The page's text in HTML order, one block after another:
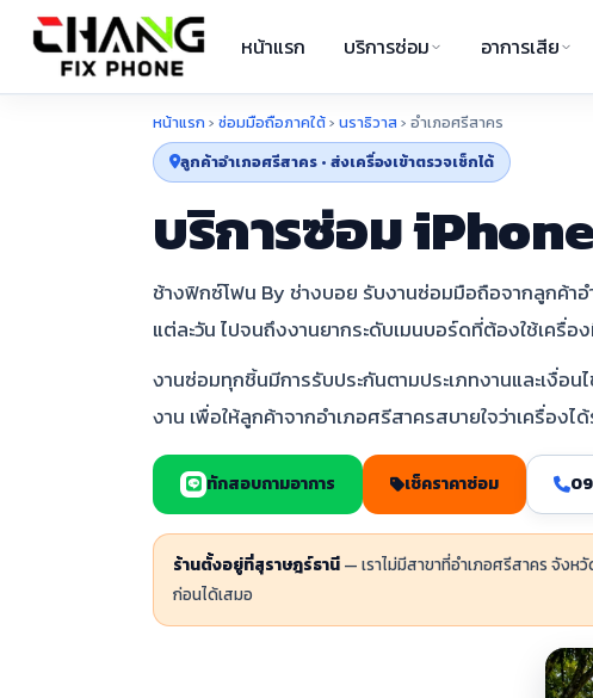
หน้าแรก บริการซ่อม อาการเสีย
หน้าแรก › ซ่อมมือถือภาคใต้› นราธิวาส › อำเภอศรีสาคร
ลูกค้าอำเภอศรีสาคร • ส่งเครื่องเข้าตรวจเช็กได้
บริการซ่อม
ช้างฟิกซ์โฟน By ช่างบอย รับงานซ่อมมือถือจากลูกค้าอ
แต่ละวัน ไปจนถึงงานยากระดับเมนบอร์ดที่ต้องใช้เครื่อ
งานซ่อมทุกชิ้นมีการรับประกันตามประเภทงานและเงื่อน
งาน เพื่อให้ลูกค้าจากอำเภอศรีสาครสบายใจว่าเครื่อง
ทักสอบถามอาการ เช็คราคาซ่อม
ร้านตั้งอยู่ที่สุราษฎร์ธานี — เราไม่มีสาขาที่อำเภอศรีสาคร จังห
ก่อนได้เสมอ